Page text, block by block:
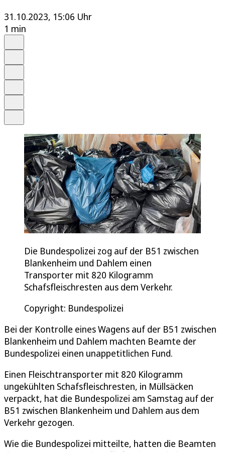
31.10.2023, 15:06 Uhr
1 min
Die Bundespolizei zog auf der B51 zwischen
Blankenheim und Dahlem einen
Transporter mit 820 Kilogramm
Schafsfleischresten aus dem Verkehr.
Copyright: Bundespolizei
Bei der Kontrolle eines Wagens auf der B51 zwischen
Blankenheim und Dahlem machten Beamte der
Bundespolizei einen unappetitlichen Fund.
Einen Fleischtransporter mit 820 Kilogramm
ungekühlten Schafsfleischresten, in Müllsäcken
verpackt, hat die Bundespolizei am Samstag auf der
B51 zwischen Blankenheim und Dahlem aus dem
Verkehr gezogen.
Wie die Bundespolizei mitteilte, hatten die Beamten